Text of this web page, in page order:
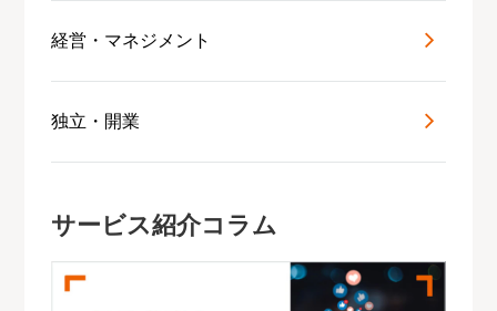
経営・マネジメント
独立・開業
サービス紹介コラム